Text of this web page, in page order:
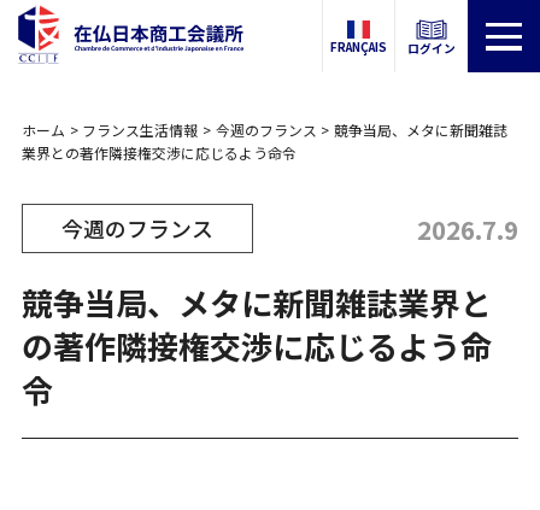
FRANÇAIS ログイン
ホーム フランス生活情報 今週のフランス
競争当局、メタに新聞雑誌
業界との著作隣接権交渉に応じるよう命令
今週のフランス 2026.7.9
競争当局、メタに新聞雑誌業界と
の著作隣接権交渉に応じるよう命
令